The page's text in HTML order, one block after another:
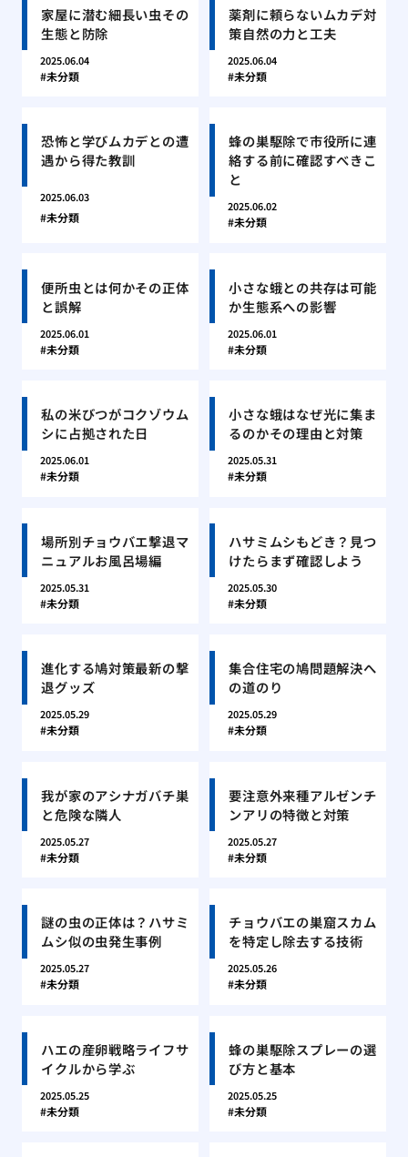
家屋に潜む細長い虫その
生態と防除
2025.06.04
未分類
薬剤に頼らないムカデ対
策自然の力と工夫
2025.06.04
未分類
恐怖と学びムカデとの遭
遇から得た教訓
2025.06.03
未分類
蜂の巣駆除で市役所に連
絡する前に確認すべきこ
と
2025.06.02
未分類
便所虫とは何かその正体
と誤解
2025.06.01
未分類
小さな蛾との共存は可能
か生態系への影響
2025.06.01
未分類
私の米びつがコクゾウム
シに占拠された日
2025.06.01
未分類
小さな蛾はなぜ光に集ま
るのかその理由と対策
2025.05.31
未分類
場所別チョウバエ撃退マ
ニュアルお風呂場編
2025.05.31
未分類
ハサミムシもどき？見つ
けたらまず確認しよう
2025.05.30
未分類
進化する鳩対策最新の撃
退グッズ
2025.05.29
未分類
集合住宅の鳩問題解決へ
の道のり
2025.05.29
未分類
我が家のアシナガバチ巣
と危険な隣人
2025.05.27
未分類
要注意外来種アルゼンチ
ンアリの特徴と対策
2025.05.27
未分類
謎の虫の正体は？ハサミ
ムシ似の虫発生事例
2025.05.27
未分類
チョウバエの巣窟スカム
を特定し除去する技術
2025.05.26
未分類
ハエの産卵戦略ライフサ
イクルから学ぶ
2025.05.25
未分類
蜂の巣駆除スプレーの選
び方と基本
2025.05.25
未分類